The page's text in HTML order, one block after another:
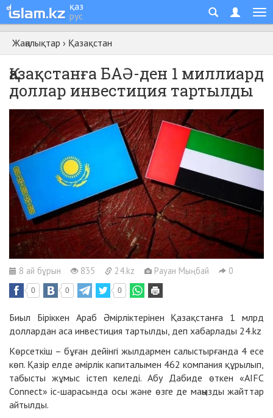
қаз
рус
Жаңалықтар › Қазақстан
Қазақстанға БАӘ-ден 1 миллиард
доллар инвестиция тартылды
8 ай бұрын 835 24.kz Рауан Мыңбай 0
0 0 0
Биыл Біріккен Араб Әмірліктерінен Қазақстанға 1 млрд
доллардан аса инвестиция тартылды, деп хабарлады 24.kz
Көрсеткіш – бұған дейінгі жылдармен салыстырғанда 4 есе
көп. Қазір елде әмірлік капиталымен 462 компания құрылып,
табысты жұмыс істеп келеді. Абу Дабиде өткен «AIFC
Connect» іс-шарасында осы және өзге де маңызды жайттар
айтылды.